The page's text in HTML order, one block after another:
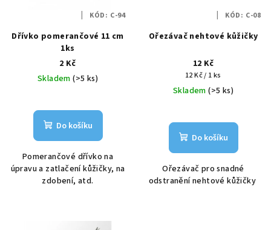
oDřívko pomerančové 11 cm
1ks
2 Kč
Skladem(>5 ks)
Do košíku
Pomerančové dřívko na
úpravu a zatlačení kůžičky, na
zdobení, atd.
KÓD: C-94
Ořezávač nehtové kůžičky
12 Kč
Měrná
cena:
12 Kč / 1 ks
Skladem(>5 ks)
Do košíku
Ořezávač pro snadné
odstranění nehtové kůžičky
KÓD: C-08